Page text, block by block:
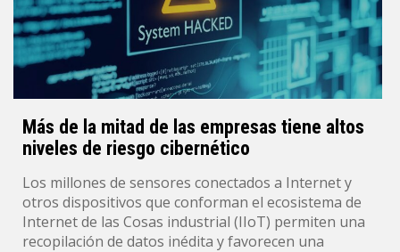
Más de la mitad de las empresas tiene altos
niveles de riesgo cibernético
Los millones de sensores conectados a Internet y
otros dispositivos que conforman el ecosistema de
Internet de las Cosas industrial (IIoT) permiten una
recopilación de datos inédita y favorecen una